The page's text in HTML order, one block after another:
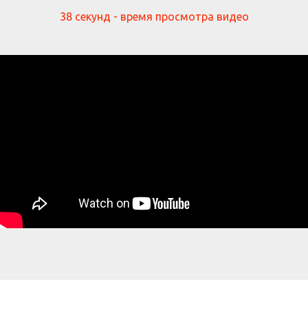
38 секунд - время просмотра видео